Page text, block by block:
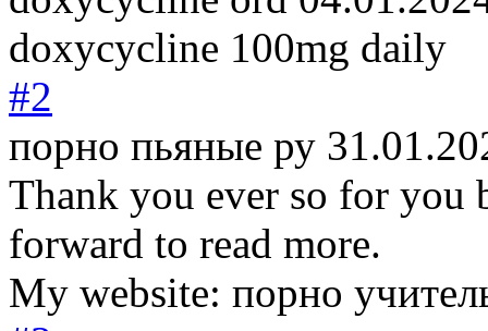
doxycycline 100mg daily
#2
порно пьяные ру
Thank you ever so for
forward to read more.
My website: порно